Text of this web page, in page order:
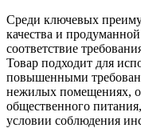
Среди ключевых
качества и
соответствие
Товар подходит для
повышенными
нежилых помещениях,
общественного
условии соблюдения